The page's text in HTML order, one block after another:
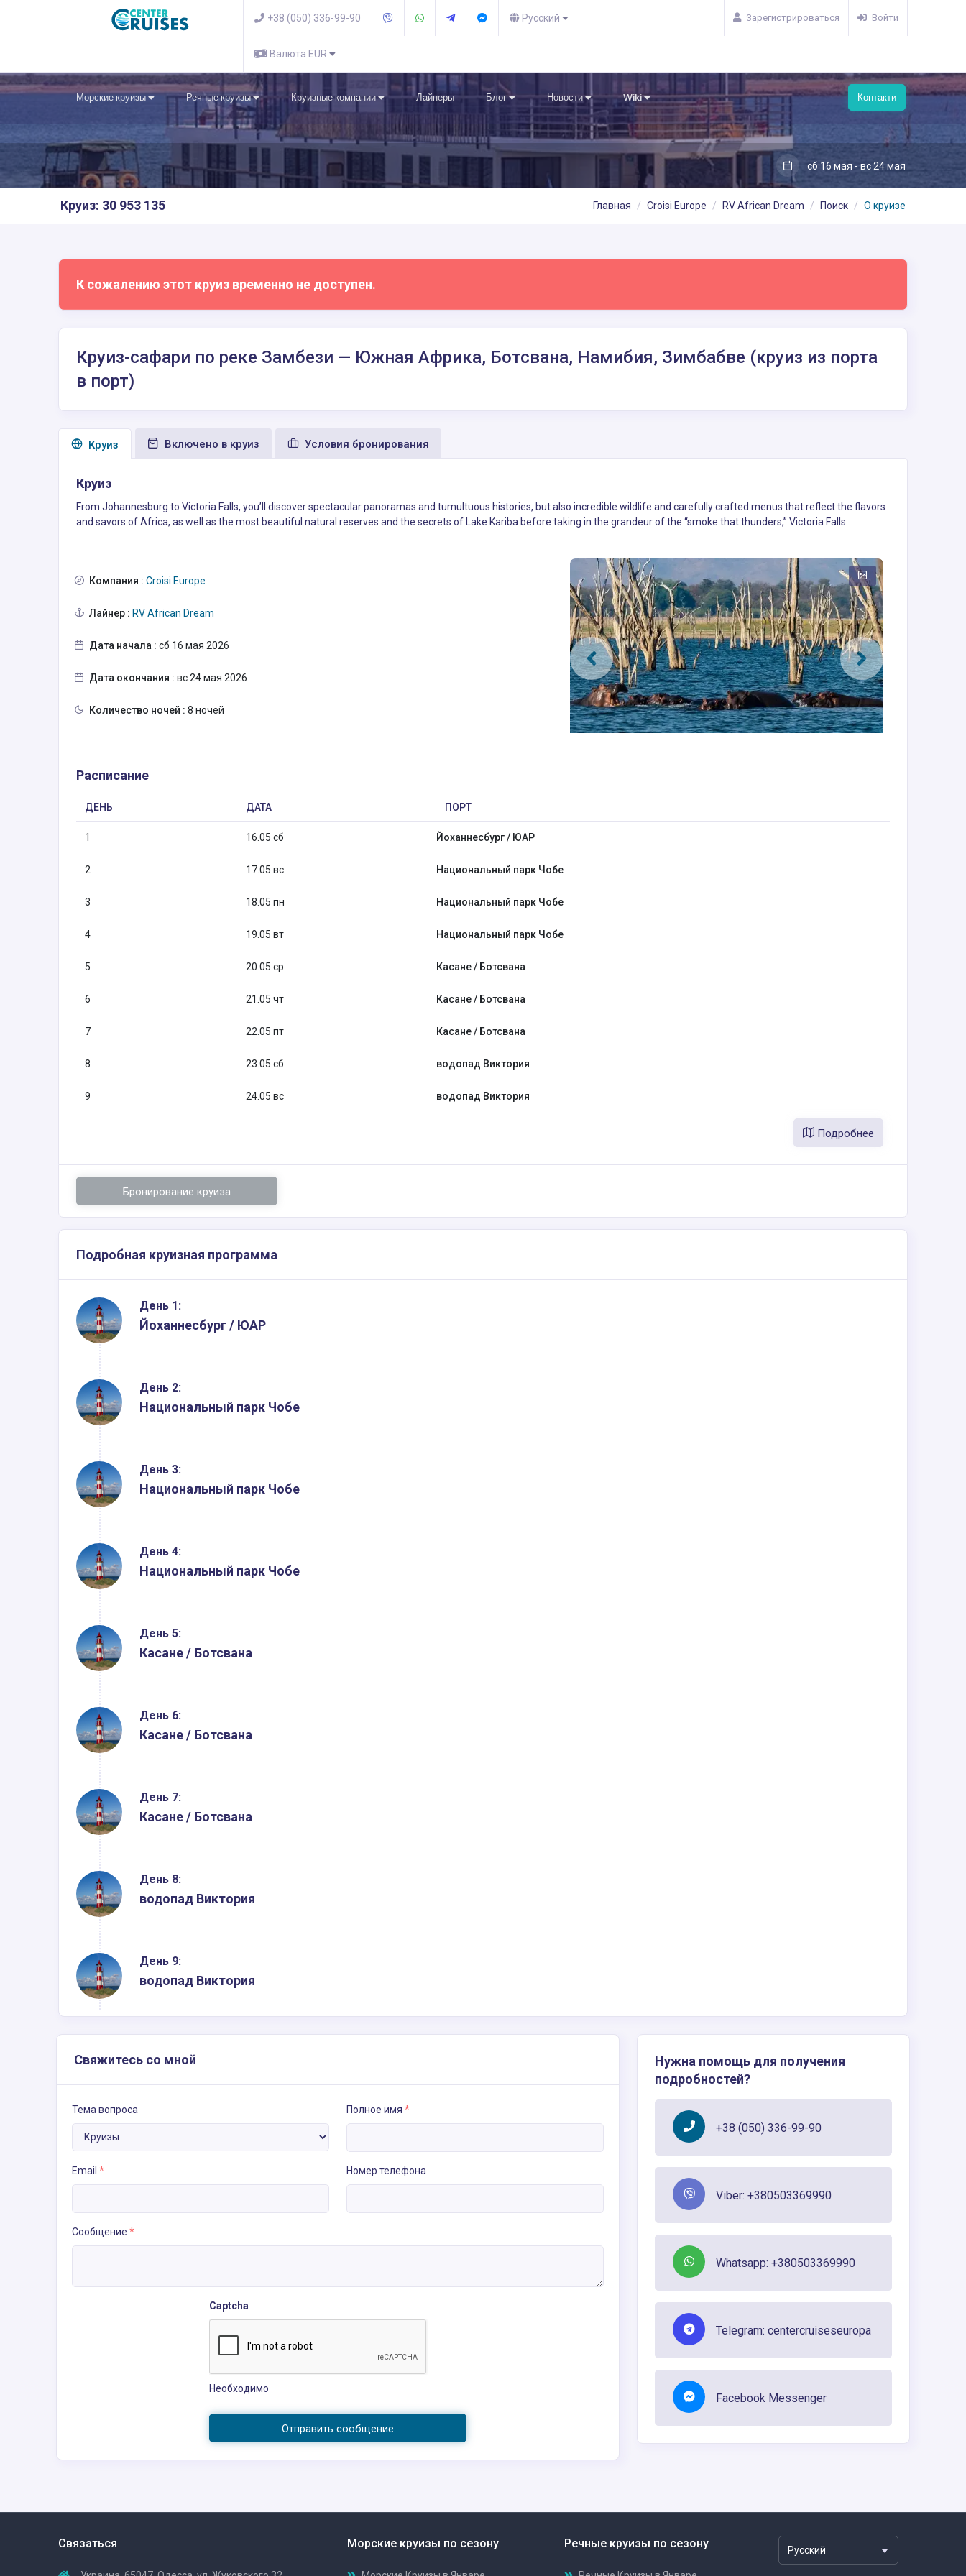
+38 (050) 336-99-90 Русский
Валюта EUR
Зарегистрироваться Войти
Морские круизы Речные круизы Круизные компании Лайнеры Блог Новости Wiki Контакти
сб 16 мая - вс 24 мая
Круиз: 30 953 135 Главная Croisi Europe RV African Dream Поиск О круизе
К сожалению этот круиз временно не доступен.
Круиз-сафари по реке Замбези — Южная Африка, Ботсвана, Намибия, Зимбабве (круиз из порта
в порт)
Круиз Включено в круиз Условия бронирования
Круиз
From Johannesburg to Victoria Falls, you’ll discover spectacular panoramas and tumultuous histories, but also incredible wildlife and carefully crafted menus that reflect the flavors
and savors of Africa, as well as the most beautiful natural reserves and the secrets of Lake Kariba before taking in the grandeur of the “smoke that thunders,” Victoria Falls.
Компания : Croisi Europe
Лайнер : RV African Dream
Дата начала : сб 16 мая 2026
Дата окончания : вс 24 мая 2026
Количество ночей : 8 ночей
Расписание
ДЕНЬ ДАТА ПОРТ
1 16.05 сб Йоханнесбург / ЮАР
2 17.05 вс Национальный парк Чобе
3 18.05 пн Национальный парк Чобе
4 19.05 вт Национальный парк Чобе
5 20.05 ср Касане / Ботсвана
6 21.05 чт Касане / Ботсвана
7 22.05 пт Касане / Ботсвана
8 23.05 сб водопад Виктория
9 24.05 вс водопад Виктория
Подробнее
Бронирование круиза
Подробная круизная программа
День 1:
Йоханнесбург / ЮАР
День 2:
Национальный парк Чобе
День 3:
Национальный парк Чобе
День 4:
Национальный парк Чобе
День 5:
Касане / Ботсвана
День 6:
Касане / Ботсвана
День 7:
Касане / Ботсвана
День 8:
водопад Виктория
День 9:
водопад Виктория
Свяжитесь со мной
Тема вопроса Полное имя *
Email * Номер телефона
Сообщение *
Captcha
Необходимо
Отправить сообщение
Нужна помощь для получения
подробностей?
+38 (050) 336-99-90
Viber: +380503369990
Whatsapp: +380503369990
Telegram: centercruiseseuropa
Facebook Messenger
Связаться Морские круизы по сезону Речные круизы по сезону Русский